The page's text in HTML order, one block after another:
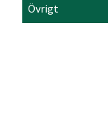
Övrigt